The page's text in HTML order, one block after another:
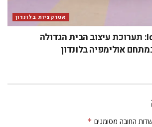
אטרקציות בלונדון
Ideal Home Show: תערוכת עיצוב הבית הגדולה
אולימפיה בלונדון
שדות החובה מסומנים *